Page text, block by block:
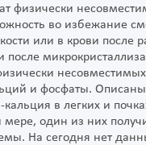
физически
во избежание
или в крови после
и фосфаты.
кальция в легких и
один из них
На сегодня нет